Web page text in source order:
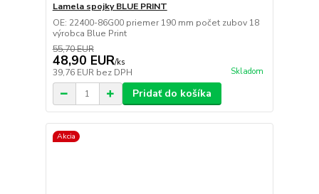
Lamela spojky BLUE PRINT
OE: 22400-86G00 priemer 190 mm počet zubov 18
výrobca Blue Print
55,70 EUR
48,90 EUR/ks
39,76 EUR bez DPH Skladom
Pridať do košíka
Akcia